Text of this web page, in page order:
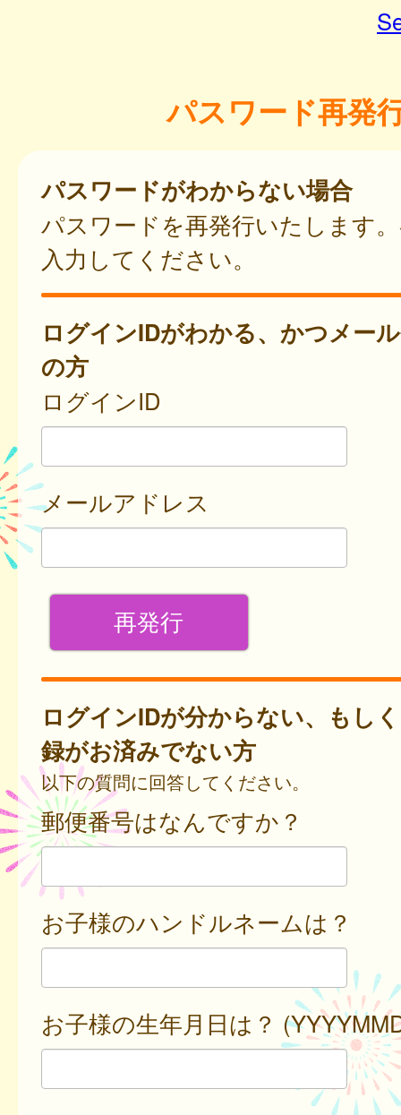
パスワード再発
パスワードがわからない場合
パスワードを再発行いたします
入力してください。
ログインIDがわかる、かつメー
の方
ログインID
メールアドレス
ログインIDが分からない、もし
録がお済みでない方
以下の質問に回答してください。
郵便番号はなんですか？
お子様のハンドルネームは？
お子様の生年月日は？